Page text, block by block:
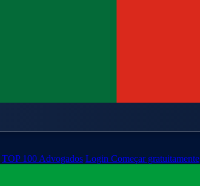
TOP 100 Advogados Login Começar gratuitamente